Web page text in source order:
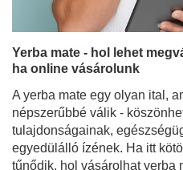
A yerba mate egy olyan ital,
népszerűbbé válik -
tulajdonságainak,
egyedülálló ízének. Ha itt
tűnődik, hol vásárolhat yerba
legjobb az első (vagy a
yerba mate egyre
kötött boltokban, az online
legszélesebb választékot,